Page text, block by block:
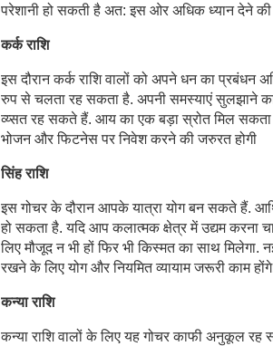
परेशानी हो सकती है अत: इस ओर अधिक ध्यान देने की
कर्क राशि
इस दौरान कर्क राशि वालों को अपने धन का
रुप से चलता रह सकता है. अपनी समस्याएं सुलझाने
व्य्सत रह सकते हैं. आय का एक बड़ा स्रोत मिल
भोजन और फिटनेस पर निवेश करने की जरुरत होगी
सिंह राशि
इस गोचर के दौरान आपके यात्रा योग बन सकते हैं.
हो सकता है. यदि आप कलात्मक क्षेत्र में उद्यम
लिए मौजूद न भी हों फिर भी किस्मत का साथ मिलेगा.
रखने के लिए योग और नियमित व्यायाम जरूरी काम
कन्या राशि
कन्या राशि वालों के लिए यह गोचर काफी अनुकूल रह